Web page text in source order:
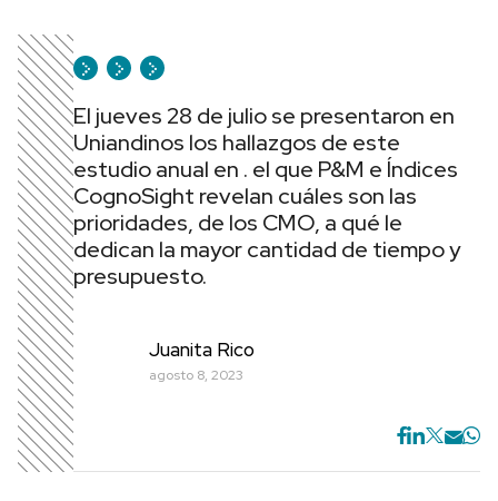
El jueves 28 de julio se presentaron en
Uniandinos los hallazgos de este
estudio anual en . el que P&M e Índices
CognoSight revelan cuáles son las
prioridades, de los CMO, a qué le
dedican la mayor cantidad de tiempo y
presupuesto.
Juanita Rico
agosto 8, 2023